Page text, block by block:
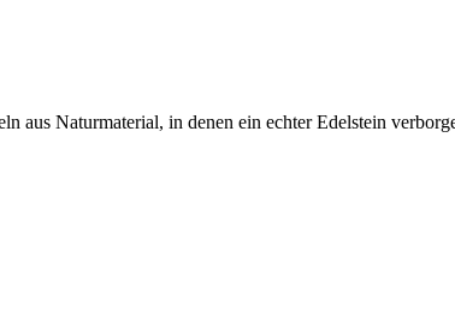
aus Naturmaterial, in denen ein echter Edelstein